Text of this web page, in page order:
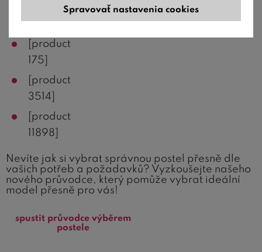
[product
2736]
[product
175]
[product
3514]
[product
11898]
Nevíte jak si vybrat správnou postel přesně dle
vašich potřeb a požadavků? Vyzkoušejte našeho
nového průvodce, který pomůže vybrat ideální
model přesně pro vás!
spustit průvodce výběrem
postele
Spravovať nastavenia cookies